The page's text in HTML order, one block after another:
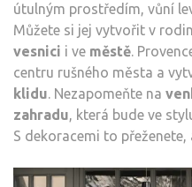
útulným prostředím, vůní
Můžete si jej vytvořit v
vesnici i ve městě.
centru rušného města a
klidu. Nezapomeňte na
zahradu, která bude ve
S dekoracemi to